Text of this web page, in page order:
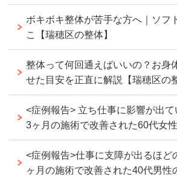
ボキボキ整体が苦手な方へ｜ソフ
こ【瑞穂区の整体】
整体って何回通えばいいの？お身
せた目安を正直に解説【瑞穂区の
<症例報告> 立ち仕事に影響が出
3ヶ月の施術で改善された60代女
<症例報告>仕事に支障が出るほど
ヶ月の施術で改善された40代男性